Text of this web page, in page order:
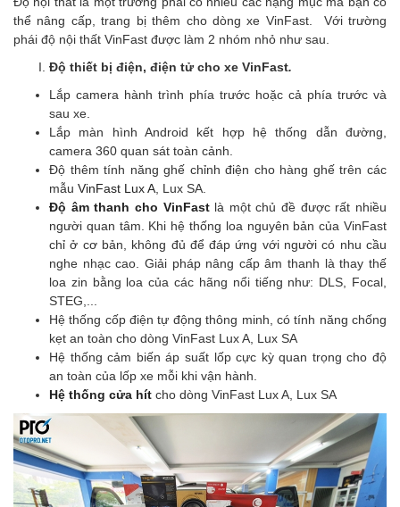
thể nâng cấp, trang bị thêm cho dòng xe VinFast. Với trường
phái độ nội thất VinFast được làm 2 nhóm nhỏ như sau.
Độ thiết bị điện, điện tử cho xe VinFast.
Lắp camera hành trình phía trước hoặc cả phía trước và
sau xe.
Lắp màn hình Android kết hợp hệ thống dẫn đường,
camera 360 quan sát toàn cảnh.
Độ thêm tính năng ghế chỉnh điện cho hàng ghế trên các
mẫu VinFast Lux A, Lux SA.
Độ âm thanh cho VinFastlà một chủ đề được rất nhiều
người quan tâm. Khi hệ thống loa nguyên bản của VinFast
chỉ ở cơ bản, không đủ để đáp ứng với người có nhu cầu
nghe nhạc cao. Giải pháp nâng cấp âm thanh là thay thế
loa zin bằng loa của các hãng nổi tiếng như: DLS, Focal,
STEG,...
Hệ thống cốp điện tự động thông minh, có tính năng chống
kẹt an toàn cho dòng VinFast Lux A, Lux SA
Hệ thống cảm biến áp suất lốp cực kỳ quan trọng cho độ
an toàn của lốp xe mỗi khi vận hành.
Hệ thống cửa hít cho dòng VinFast Lux A, Lux SA